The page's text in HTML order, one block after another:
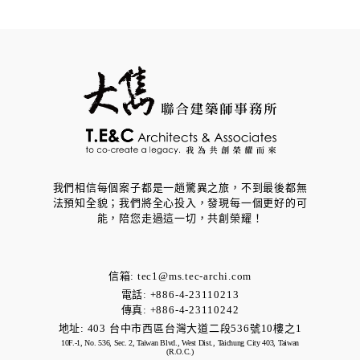
我們相信每個案子都是一趟驚異之旅，不到最後都無
法預知全貌；我們將全心投入，發現每一個更好的可
能，​陪您走過這一切，共創榮耀！
信箱: tec1@ms.tec-archi.com
電話: +886-4-23110213
傳真: +886-4-23110242
地址: 403 台中市西區台灣大道二段536號10樓之1
10F.-1, No. 536, Sec. 2, Taiwan Blvd., West Dist., Taichung City 403, Taiwan
(R.O.C.)